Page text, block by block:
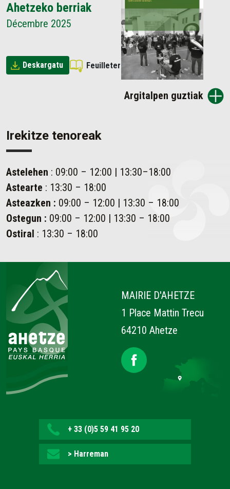
Ahetzeko berriak
Décembre 2025
Deskargatu Feuilleter
Argitalpen guztiak
Irekitze tenoreak
Astelehen : 09:00 – 12:00 | 13:30–18:00
Astearte : 13:30 – 18:00
Asteazken : 09:00 – 12:00 | 13:30 – 18:00
Ostegun : 09:00 – 12:00 | 13:30 – 18:00
Ostiral : 13:30 – 18:00
MAIRIE D'AHETZE
1 Place Mattin Trecu
64210 Ahetze
+ 33 (0)5 59 41 95 20
> Harreman